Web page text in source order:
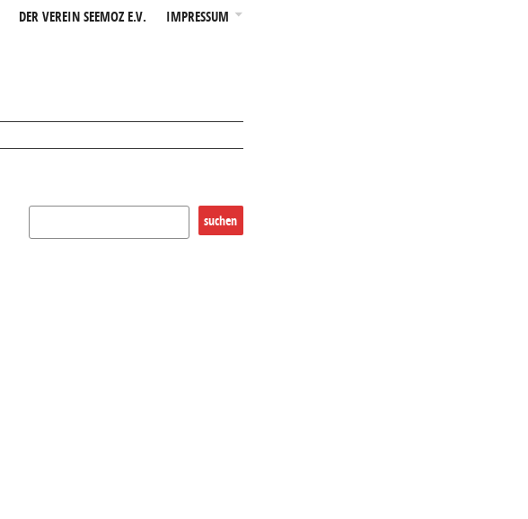
DER VEREIN SEEMOZ E.V. IMPRESSUM